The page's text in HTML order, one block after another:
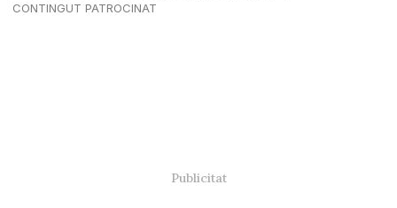
CONTINGUT PATROCINAT